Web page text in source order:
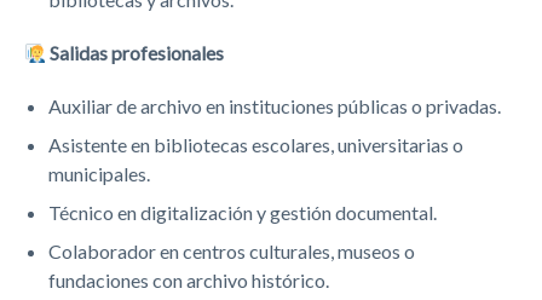
Salidas profesionales
Auxiliar de archivo en instituciones públicas o privadas.
Asistente en bibliotecas escolares, universitarias o
municipales.
Técnico en digitalización y gestión documental.
Colaborador en centros culturales, museos o
fundaciones con archivo histórico.